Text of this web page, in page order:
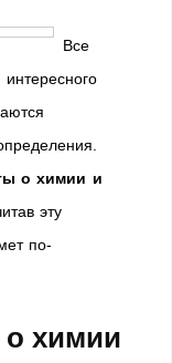
Все
о химии и
эту
по-
химии